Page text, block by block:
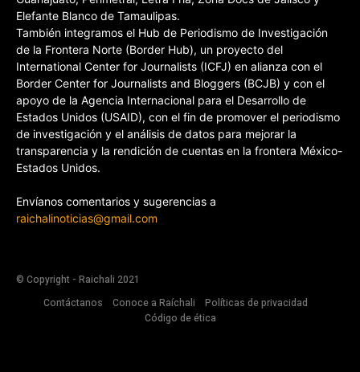
Elefante Blanco de Tamaulipas.
También integramos el Hub de Periodismo de Investigación
de la Frontera Norte (Border Hub), un proyecto del
International Center for Journalists (ICFJ) en alianza con el
Border Center for Journalists and Bloggers (BCJB) y con el
apoyo de la Agencia Internacional para el Desarrollo de
Estados Unidos (USAID), con el fin de promover el periodismo
de investigación y el análisis de datos para mejorar la
transparencia y la rendición de cuentas en la frontera México-
Estados Unidos.
Envíanos comentarios y sugerencias a
raichalinoticias@gmail.com
© Copyright - Raichali 2021
Contáctanos
Conoce a Raíchali
Políticas de privacidad
Código de ética